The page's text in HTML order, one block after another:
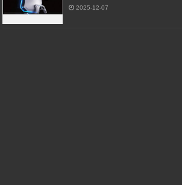
2025-12-07